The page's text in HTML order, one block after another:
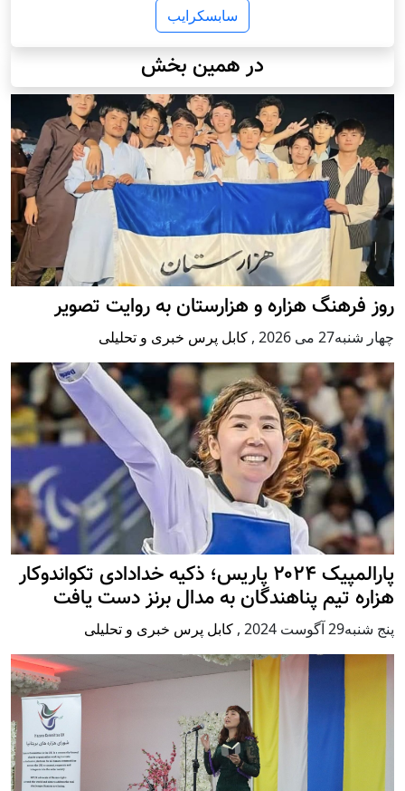
سابسکرایب
در همین بخش
روز فرهنگ هزاره و هزارستان به روایت تصویر
چهار شنبه27 می 2026 , کابل پرس خبری و تحلیلی
پارالمپیک ۲۰۲۴ پاریس؛ ذکیه خدادادی تکواندوکار
هزاره تیم پناهندگان به مدال برنز دست یافت
پنج شنبه29 آگوست 2024 , کابل پرس خبری و تحلیلی